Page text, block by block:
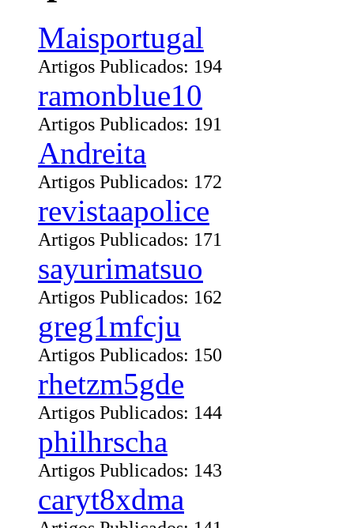
Maisportugal
Artigos Publicados: 194
ramonblue10
Artigos Publicados: 191
Andreita
Artigos Publicados: 172
revistaapolice
Artigos Publicados: 171
sayurimatsuo
Artigos Publicados: 162
greg1mfcju
Artigos Publicados: 150
rhetzm5gde
Artigos Publicados: 144
philhrscha
Artigos Publicados: 143
caryt8xdma